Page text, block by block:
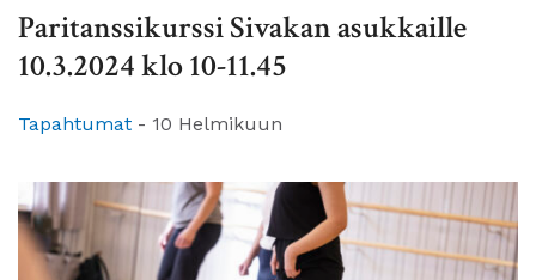
Paritanssikurssi Sivakan asukkaille
10.3.2024 klo 10-11.45
Tapahtumat - 10 Helmikuun